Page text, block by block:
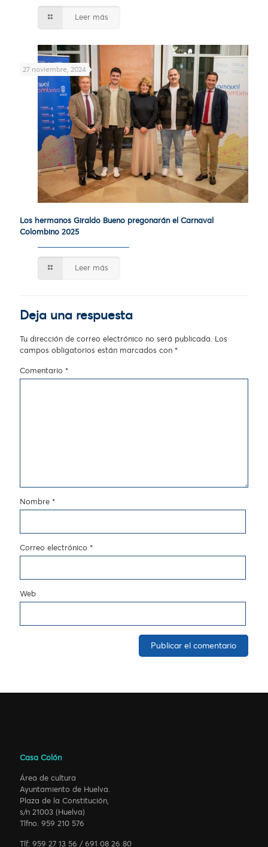
Leer más
27 noviembre, 2024
Los hermanos Giraldo Bueno pregonarán el Carnaval
Colombino 2025
Leer más
Deja una respuesta
Tu dirección de correo electrónico no será publicada. Los
campos obligatorios están marcados con *
Comentario *
Nombre *
Correo electrónico *
Web
Casa Colón
Área de cultura
Ayuntamiento de Huelva.
Plaza de la Constitución,
s/n 21003 (Huelva)
Tlfno. 959 210 576
Tlf: 959 27 13 56 / 691 08 26 80